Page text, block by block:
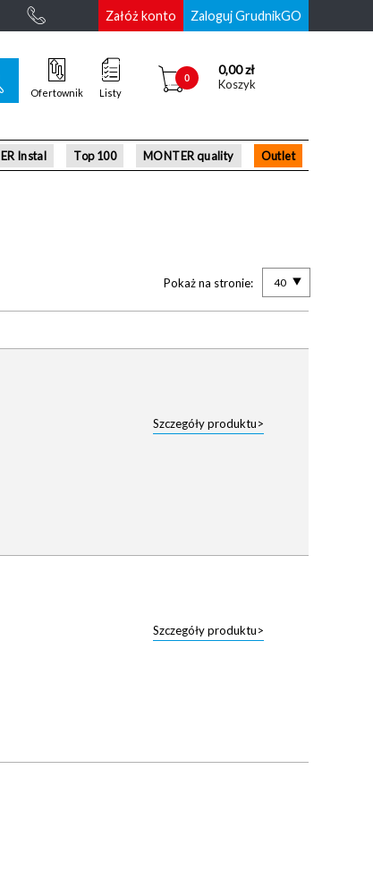
Załóż konto Zaloguj GrudnikGO
0
0,00 zł
Koszyk
Ofertownik Listy
Instal Top 100 MONTER quality Outlet
Pokaż na stronie: 40
Szczegóły produktu>
Szczegóły produktu>